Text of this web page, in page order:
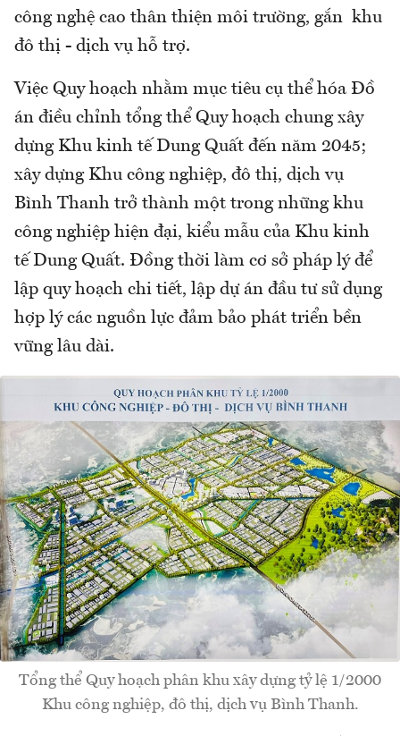
công nghệ cao thân thiện môi trường, gắn khu
đô thị - dịch vụ hỗ trợ.
Việc Quy hoạch nhằm mục tiêu cụ thể hóa Đồ
án điều chỉnh tổng thể Quy hoạch chung xây
dựng Khu kinh tế Dung Quất đến năm 2045;
xây dựng Khu công nghiệp, đô thị, dịch vụ
Bình Thanh trở thành một trong những khu
công nghiệp hiện đại, kiểu mẫu của Khu kinh
tế Dung Quất. Đồng thời làm cơ sở pháp lý để
lập quy hoạch chi tiết, lập dự án đầu tư sử dụng
hợp lý các nguồn lực đảm bảo phát triển bền
vững lâu dài.
Tổng thể Quy hoạch phân khu xây dựng tỷ lệ 1/2000
Khu công nghiệp, đô thị, dịch vụ Bình Thanh.